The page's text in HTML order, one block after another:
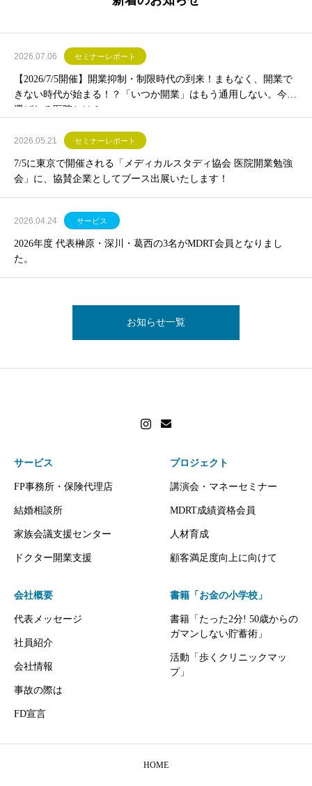
2026.07.06 セミナーレポート
【2026/7/5開催】開業抑制・制限時代の到来！まもなく、開業で
きない時代が始まる！？「いつか開業」はもう通用しない。今後
選ばれる医院とは？
2026.05.21 セミナーレポート
7/5に東京で開催される「メディカルスタディ協会 医院開業勉強
会」に、協賛企業としてブース出展いたします！
2026.04.24 サービス
2026年度 代表榊原・深川・葛西の3名がMDRT会員となりまし
た。
お知らせ一覧
サービス
FP事務所・保険代理店
結婚相談所
家族会議支援センター
ドクター開業支援
プロジェクト
講演会・マネーセミナー
MDRT成績資格会員
人材育成
顧客満足度向上に向けて
会社概要
代表メッセージ
社員紹介
会社情報
事故の際は
FD宣言
書籍「お金の小学校」
書籍「たった2分! 50歳からの
ガマンしない貯蓄術」
活動「歩くクリニックマッ
プ」
HOME